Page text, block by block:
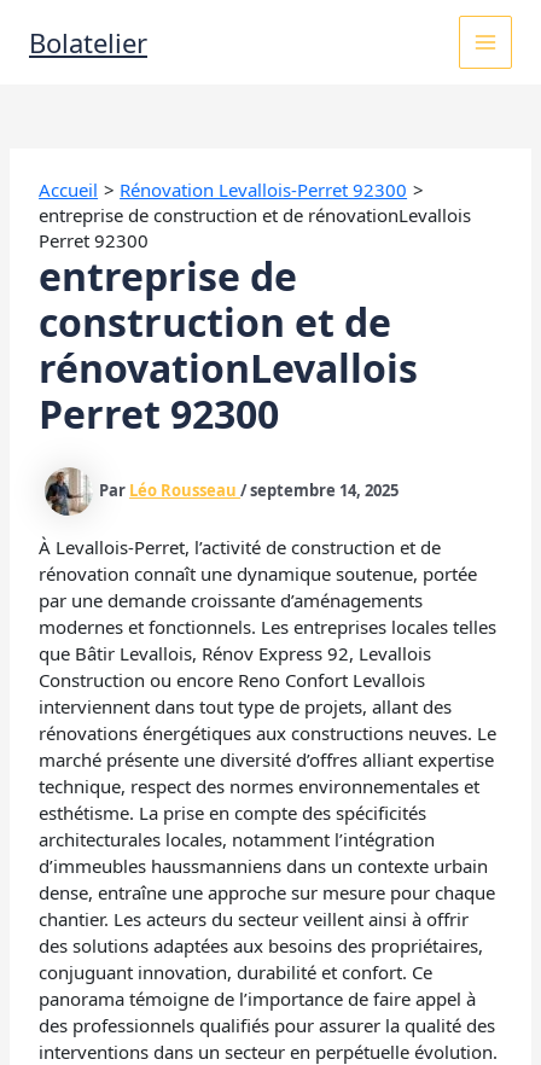
contenu
Bolatelier
MAIN
Accueil
Rénovation Levallois-Perret 92300
entreprise de construction et de rénovationLevallois
Perret 92300
entreprise de
construction et de
rénovationLevallois
Perret 92300
Par Léo Rousseau/septembre 14, 2025
À Levallois-Perret, l’activité de construction et de
rénovation connaît une dynamique soutenue, portée
par une demande croissante d’aménagements
modernes et fonctionnels. Les entreprises locales telles
que Bâtir Levallois, Rénov Express 92, Levallois
Construction ou encore Reno Confort Levallois
interviennent dans tout type de projets, allant des
rénovations énergétiques aux constructions neuves. Le
marché présente une diversité d’offres alliant expertise
technique, respect des normes environnementales et
esthétisme. La prise en compte des spécificités
architecturales locales, notamment l’intégration
d’immeubles haussmanniens dans un contexte urbain
dense, entraîne une approche sur mesure pour chaque
chantier. Les acteurs du secteur veillent ainsi à offrir
des solutions adaptées aux besoins des propriétaires,
conjuguant innovation, durabilité et confort. Ce
panorama témoigne de l’importance de faire appel à
des professionnels qualifiés pour assurer la qualité des
interventions dans un secteur en perpétuelle évolution.